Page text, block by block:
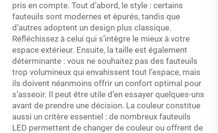
pris en compte. Tout d’abord, le style : certains
fauteuils sont modernes et épurés, tandis que
d’autres adoptent un design plus classique.
Réfléchissez à celui qui s’intègre le mieux à votre
espace extérieur. Ensuite, la taille est également
déterminante : vous ne souhaitez pas des fauteuils
trop volumineux qui envahissent tout l’espace, mais
ils doivent néanmoins offrir un confort optimal pour
s’asseoir. Il peut être utile d’en essayer quelques-uns
avant de prendre une décision. La couleur constitue
aussi un critère essentiel : de nombreux fauteuils
LED permettent de changer de couleur ou offrent de